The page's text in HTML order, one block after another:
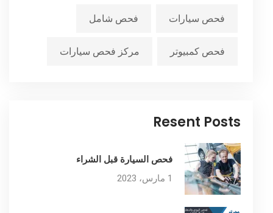
فحص سيارات فحص شامل
فحص كمبيوتر مركز فحص سيارات
Resent Posts
فحص السيارة قبل الشراء
1 مارس، 2023